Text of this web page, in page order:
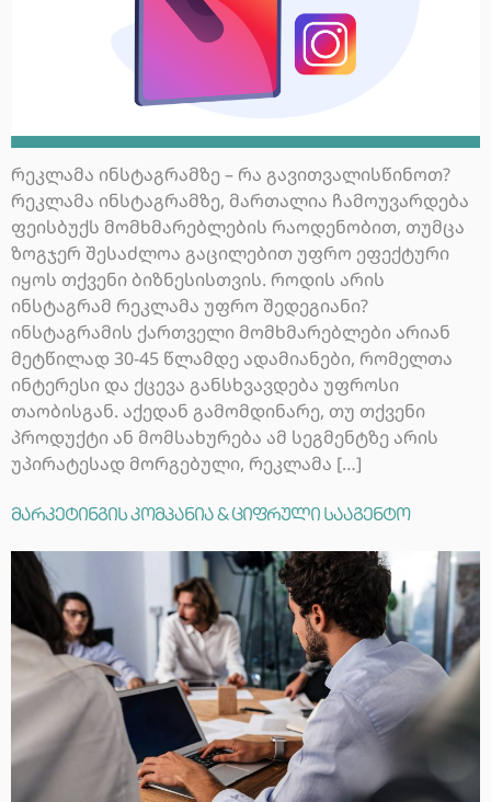
რეკლამა ინსტაგრამზე – რა გავითვალისწინოთ?
რეკლამა ინსტაგრამზე, მართალია ჩამოუვარდება
ფეისბუქს მომხმარებლების რაოდენობით, თუმცა
ზოგჯერ შესაძლოა გაცილებით უფრო ეფექტური
იყოს თქვენი ბიზნესისთვის. როდის არის
ინსტაგრამ რეკლამა უფრო შედეგიანი?
ინსტაგრამის ქართველი მომხმარებლები არიან
მეტწილად 30-45 წლამდე ადამიანები, რომელთა
ინტერესი და ქცევა განსხვავდება უფროსი
თაობისგან. აქედან გამომდინარე, თუ თქვენი
პროდუქტი ან მომსახურება ამ სეგმენტზე არის
უპირატესად მორგებული, რეკლამა […]
მარკეტინგის კომპანია & ციფრული სააგენტო